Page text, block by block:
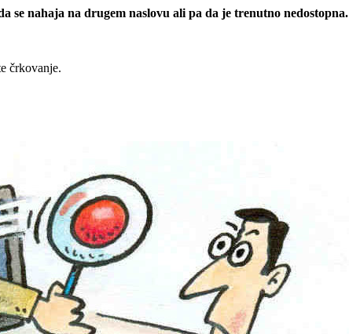
se nahaja na drugem naslovu ali pa da je trenutno nedostopna.
črkovanje.